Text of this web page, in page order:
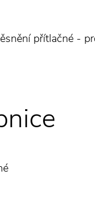
přítlačné -